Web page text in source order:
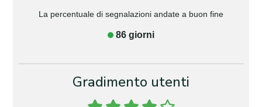
La percentuale di segnalazioni andate a buon fine
86 giorni
Gradimento utenti